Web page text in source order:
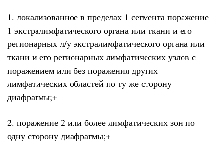
1. локализованное в пределах 1 сегмента поражение
1 экстралимфатического органа или ткани и его
регионарных л/у экстралимфатического органа или
ткани и его регионарных лимфатических узлов с
поражением или без поражения других
лимфатических областей по ту же сторону
диафрагмы;+
2. поражение 2 или более лимфатических зон по
одну сторону диафрагмы;+